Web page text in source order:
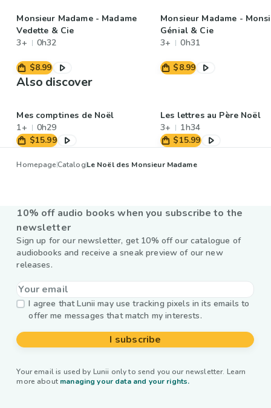
Monsieur Madame - Madame
Vedette & Cie
3+
0h32
$8.99
Monsieur Madame -
Génial & Cie
3+
0h31
$8.99
Also discover
Mes comptines de Noël
1+
0h29
$15.99
Les lettres au Père Noël
3+
1h34
$15.99
HomepageCatalogLe Noël des Monsieur Madame
10% off audio books when you subscribe to the
newsletter
Sign up for our newsletter, get 10% off our catalogue of
audiobooks and receive a sneak preview of our new
releases.
I agree that Lunii may use tracking pixels in its emails to
offer me messages that match my interests.
I subscribe
Your email is used by Lunii only to send you our newsletter. Learn
more about managing your data and your rights.